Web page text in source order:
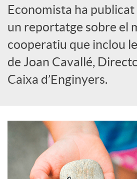
o
c
i
Economista ha
un reportatge sobre el
cooperatiu que inclou
de Joan Cavallé,
Caixa d’Enginyers.